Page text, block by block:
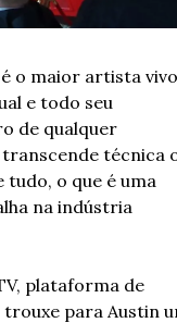
o maior artista vivo
e todo seu
de qualquer
transcende técnica
o que é uma
na indústria
plataforma de
para Austin